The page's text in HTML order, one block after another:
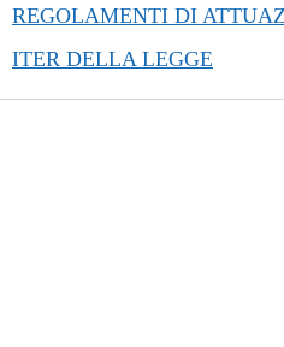
REGOLAMENTI DI
ITER DELLA LEGGE